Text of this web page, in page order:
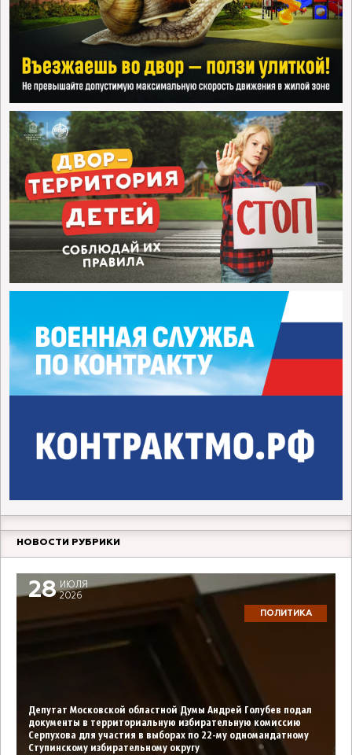
НОВОСТИ РУБРИКИ
28 ИЮЛЯ
2026
ПОЛИТИКА
Депутат Московской областной Думы Андрей Голубев подал
документы в территориальную избирательную комиссию
Серпухова для участия в выборах по 22-му одномандатному
Ступинскому избирательному округу